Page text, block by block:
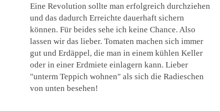
Eine Revolution sollte man erfolgreich durchziehen
und das dadurch Erreichte dauerhaft sichern
können. Für beides sehe ich keine Chance. Also
lassen wir das lieber. Tomaten machen sich immer
gut und Erdäppel, die man in einem kühlen Keller
oder in einer Erdmiete einlagern kann. Lieber
"unterm Teppich wohnen" als sich die Radieschen
von unten besehen!